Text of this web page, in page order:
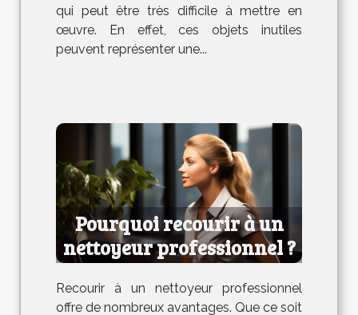
qui peut être très difficile à mettre en
œuvre. En effet, ces objets inutiles
peuvent représenter une...
Pourquoi recourir à un
nettoyeur professionnel ?
Recourir à un nettoyeur professionnel
offre de nombreux avantages. Que ce soit